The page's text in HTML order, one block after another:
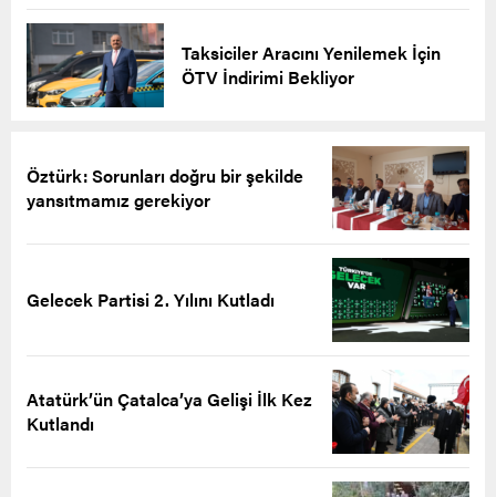
Taksiciler Aracını Yenilemek İçin
ÖTV İndirimi Bekliyor
Öztürk: Sorunları doğru bir şekilde
yansıtmamız gerekiyor
Gelecek Partisi 2. Yılını Kutladı
Atatürk’ün Çatalca’ya Gelişi İlk Kez
Kutlandı